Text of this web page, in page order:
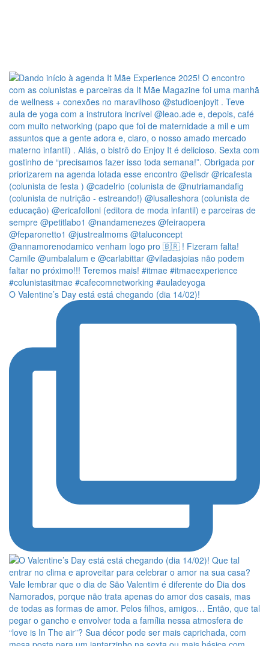
O Valentine’s Day está está chegando (dia 14/02)!